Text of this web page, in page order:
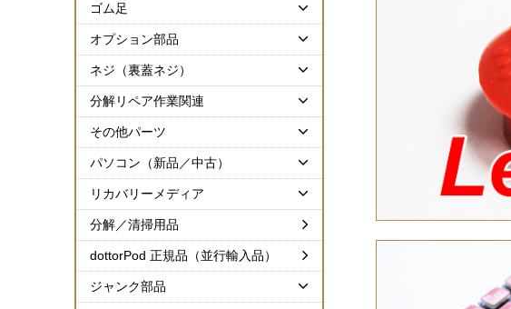
ゴム足
オプション部品
ネジ（裏蓋ネジ）
分解リペア作業関連
その他パーツ
パソコン（新品／中古）
リカバリーメディア
分解／清掃用品
dottorPod 正規品（並行輸入品）
ジャンク部品